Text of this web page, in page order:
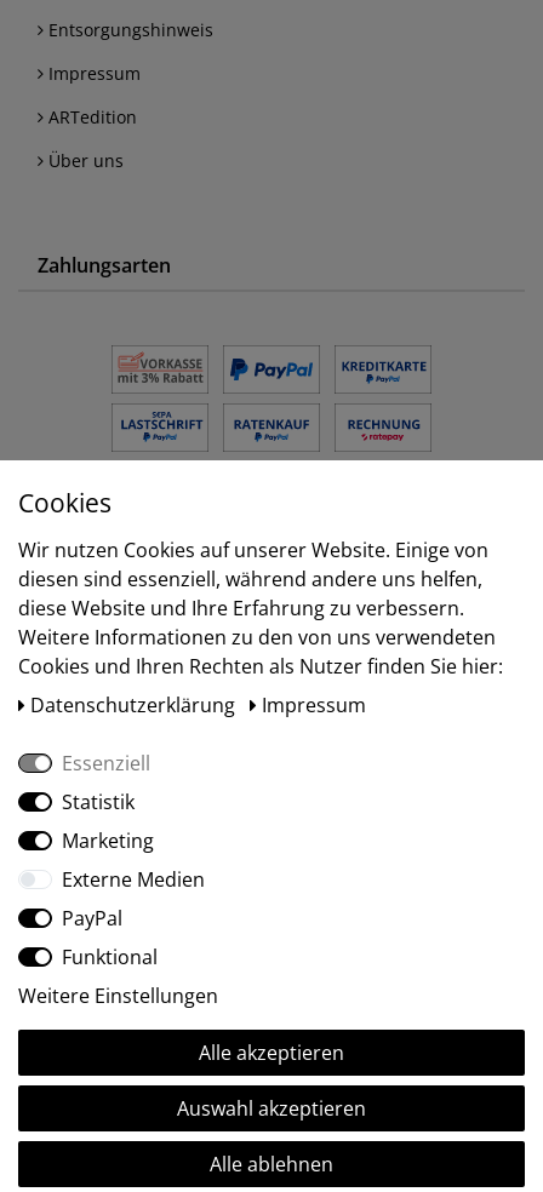
Entsorgungshinweis
Impressum
ARTedition
Über uns
Zahlungsarten
Versand
Social Media
Ⓒ2009-2026 ARTland GmbH • Alle Rechte vorbehalten.
Cookies
Wir nutzen Cookies auf unserer Website. Einige von
diesen sind essenziell, während andere uns helfen,
diese Website und Ihre Erfahrung zu verbessern.
Weitere Informationen zu den von uns verwendeten
Cookies und Ihren Rechten als Nutzer finden Sie hier:
Daten­schutz­erklärung
Impressum
Essenziell
Statistik
Marketing
Externe Medien
PayPal
Funktional
Weitere Einstellungen
Alle akzeptieren
Auswahl akzeptieren
Alle ablehnen